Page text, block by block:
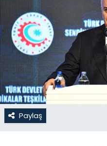
Paylaş
Nöbetçi Eczaneler
Otomobil Dünyası
Politika
SAĞLIK